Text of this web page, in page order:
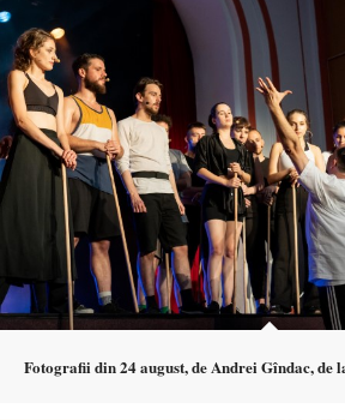
Fotografii din 24 august, de Andrei Gîndac, de